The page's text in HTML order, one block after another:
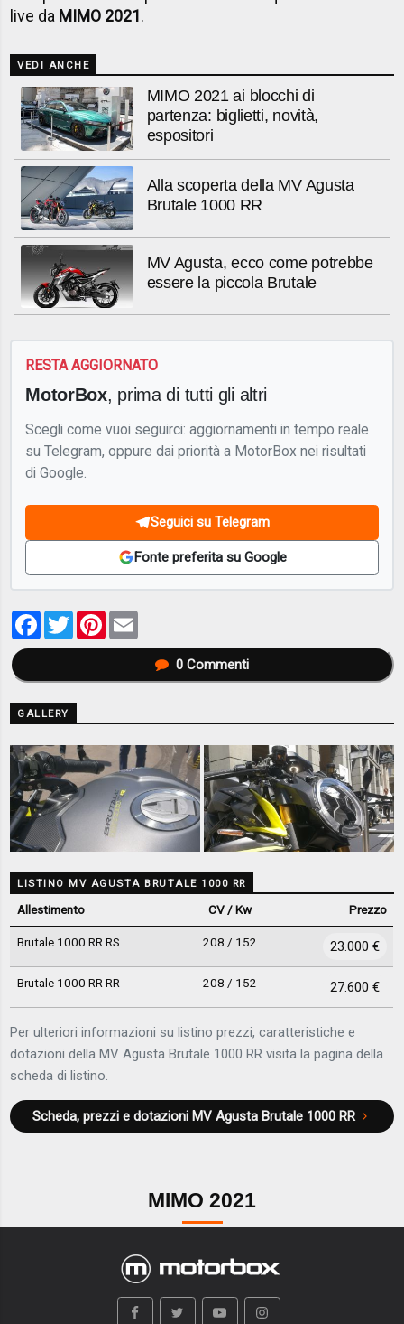
live da MIMO 2021.
VEDI ANCHE
MIMO 2021 ai blocchi di
partenza: biglietti, novità,
espositori
Alla scoperta della MV Agusta
Brutale 1000 RR
MV Agusta, ecco come potrebbe
essere la piccola Brutale
RESTA AGGIORNATO
MotorBox, prima di tutti gli altri
Scegli come vuoi seguirci: aggiornamenti in tempo reale
su Telegram, oppure dai priorità a MotorBox nei risultati
di Google.
Seguici su Telegram
Fonte preferita su Google
Facebook
TwitterPinterest
0Commenti
GALLERY
LISTINO MV AGUSTA BRUTALE 1000 RR
Allestimento CV / Kw Prezzo
Brutale 1000 RR RS 208 / 152 23.000 €
Brutale 1000 RR RR 208 / 152 27.600 €
Per ulteriori informazioni su listino prezzi, caratteristiche e
dotazioni della MV Agusta Brutale 1000 RR visita la pagina della
scheda di listino.
Scheda, prezzi e dotazioni MV Agusta Brutale 1000 RR
MIMO 2021